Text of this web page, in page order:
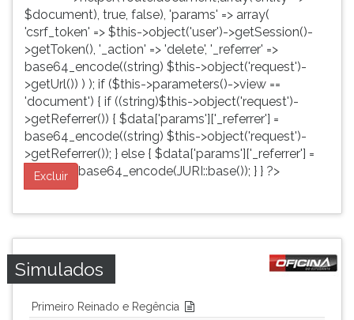
$document), true, false), 'params' => array(
'csrf_token' => $this->object('user')->getSession()-
>getToken(), '_action' => 'delete', '_referrer' =>
base64_encode((string) $this->object('request')-
>getUrl()) ) ); if ($this->parameters()->view ==
'document') { if ((string)$this->object('request')-
>getReferrer()) { $data['params']['_referrer'] =
base64_encode((string) $this->object('request')-
>getReferrer()); } else { $data['params']['_referrer'] =
base64_encode(JURI::base()); } } ?>
Excluir
Simulados
Primeiro Reinado e Regência